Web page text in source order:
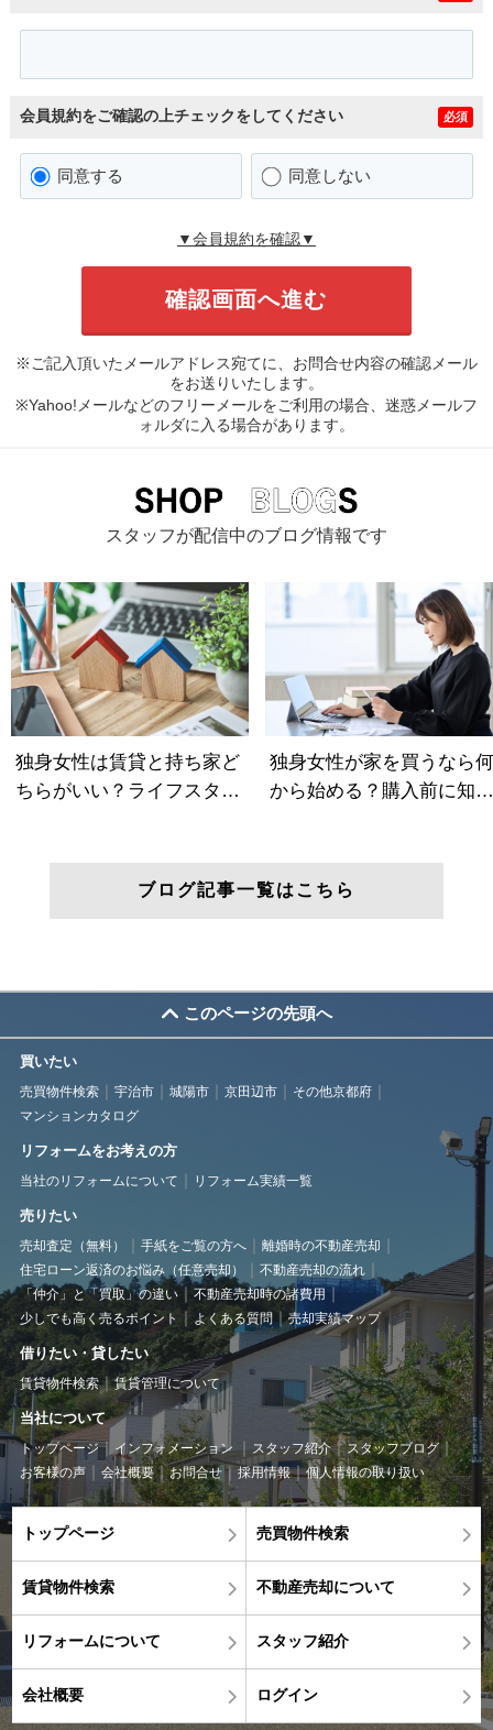
会員規約をご確認の上チェックをしてください 必須
同意する 同意しない
▼会員規約を確認▼
※ご記入頂いたメールアドレス宛てに、お問合せ内容の確認メール
をお送りいたします。
※Yahoo!メールなどのフリーメールをご利用の場合、迷惑メールフ
ォルダに入る場合があります。
スタッフが配信中のブログ情報です
ブログ記事一覧はこちら
このページの先頭へ
買いたい
売買物件検索 宇治市 城陽市 京田辺市
その他京都府
マンションカタログ
リフォームをお考えの方
当社のリフォームについて リフォーム実績一覧
売りたい
売却査定（無料） 手紙をご覧の方へ
離婚時の不動産売却
住宅ローン返済のお悩み（任意売却）
不動産売却の流れ
「仲介」と「買取」の違い
不動産売却時の諸費用
少しでも高く売るポイント
よくある質問 売却実績マップ
借りたい・貸したい
賃貸物件検索 賃貸管理について
当社について
トップページ インフォメーション スタッフ紹介
スタッフブログ
お客様の声
会社概要 お問合せ 採用情報 個人情報の取り扱い
トップページ 売買物件検索
賃貸物件検索 不動産売却について
リフォームについて スタッフ紹介
会社概要 ログイン